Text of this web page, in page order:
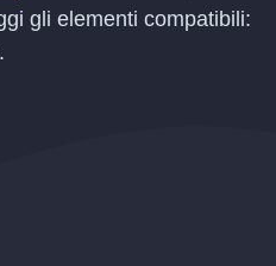
gli elementi compatibili:
.